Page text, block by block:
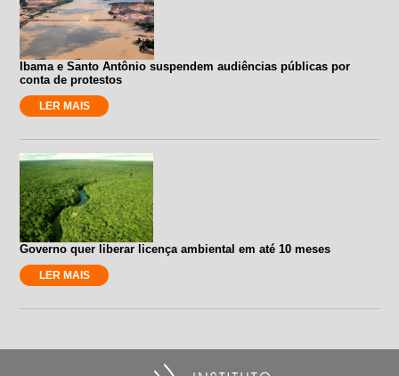
Ibama e Santo Antônio suspendem audiências públicas por
conta de protestos
LER MAIS
Governo quer liberar licença ambiental em até 10 meses
LER MAIS